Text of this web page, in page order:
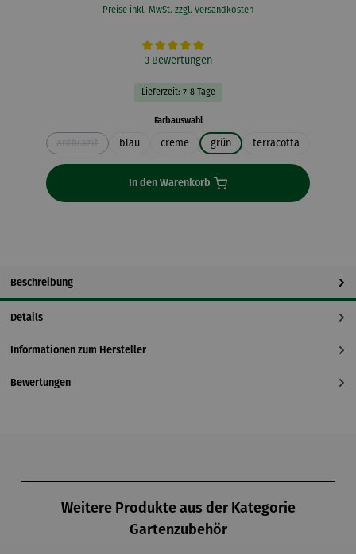
Preise inkl. MwSt. zzgl. Versandkosten
Durchschnittliche Bewertung von 5 von 5 Sternen
3 Bewertungen
Lieferzeit: 7-8 Tage
Farbauswahlauswählen
(Diese Option ist zurzeit nicht verfügbar.)
blau creme grün terracotta
In den Warenkorb
Beschreibung
Details
Informationen zum Hersteller
Bewertungen
Weitere Produkte aus der Kategorie
Gartenzubehör